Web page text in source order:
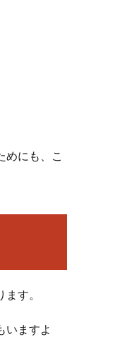
めにも、こ
す。
いますよ